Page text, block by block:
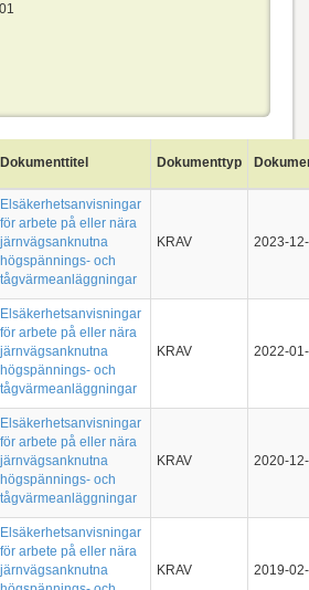
Dokumenttitel Dokumenttyp
Elsäkerhetsanvisningar
för arbete på eller nära
järnvägsanknutna
högspännings- och
tågvärmeanläggningar
KRAV 2023-
Elsäkerhetsanvisningar
för arbete på eller nära
järnvägsanknutna
högspännings- och
tågvärmeanläggningar
KRAV 2022-
Elsäkerhetsanvisningar
för arbete på eller nära
järnvägsanknutna
högspännings- och
tågvärmeanläggningar
KRAV 2020-
Elsäkerhetsanvisningar
för arbete på eller nära
järnvägsanknutna
KRAV 2019-